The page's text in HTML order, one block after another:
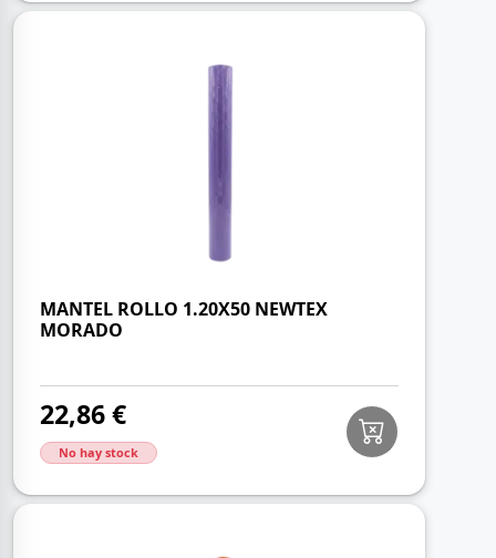
MANTEL ROLLO 1.20X50 NEWTEX
MORADO
22,86 €
No hay stock